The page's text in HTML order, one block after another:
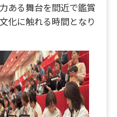
ある舞台を間近で鑑賞
化に触れる時間となり